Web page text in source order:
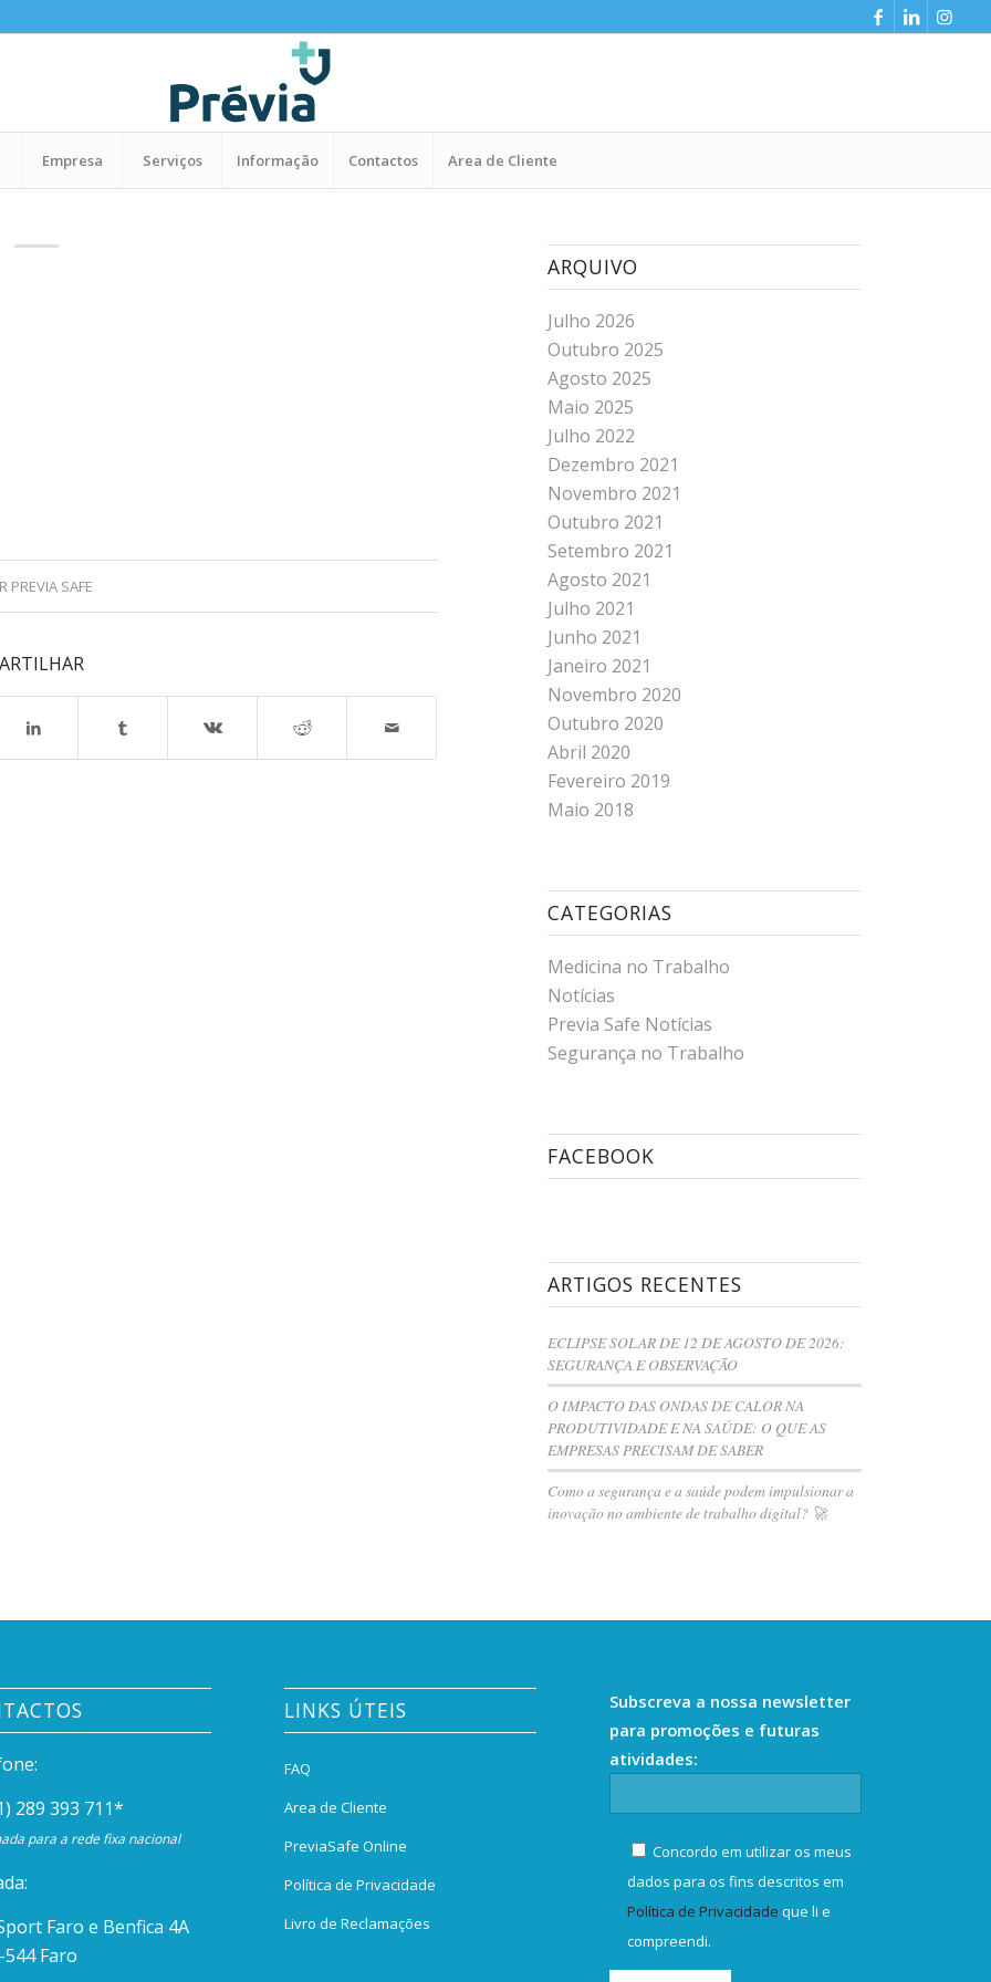
Empresa Serviços Informação Contactos Area de Cliente
PREVIA SAFE
ARQUIVO
Julho 2026
Outubro 2025
Agosto 2025
Maio 2025
Julho 2022
Dezembro 2021
Novembro 2021
Outubro 2021
Setembro 2021
Agosto 2021
Julho 2021
Junho 2021
Janeiro 2021
Novembro 2020
Outubro 2020
Abril 2020
Fevereiro 2019
Maio 2018
CATEGORIAS
Medicina no Trabalho
Notícias
Previa Safe Notícias
Segurança no Trabalho
FACEBOOK
ARTIGOS RECENTES
ECLIPSE SOLAR DE 12 DE AGOSTO DE 2026:
SEGURANÇA E OBSERVAÇÃO
O IMPACTO DAS ONDAS DE CALOR NA
PRODUTIVIDADE E NA SAÚDE: O QUE AS
EMPRESAS PRECISAM DE SABER
Como a segurança e a saúde podem impulsionar a
inovação no ambiente de trabalho digital? 🚀
289 393 711*
para a rede fixa nacional
Faro e Benfica 4A
544 Faro
LINKS ÚTEIS
FAQ
Area de Cliente
PreviaSafe Online
Política de Privacidade
Livro de Reclamações
Subscreva a nossa newsletter
para promoções e futuras
atividades:
Concordo em utilizar os meus
dados para os fins descritos em
Política de Privacidade que li e
compreendi.